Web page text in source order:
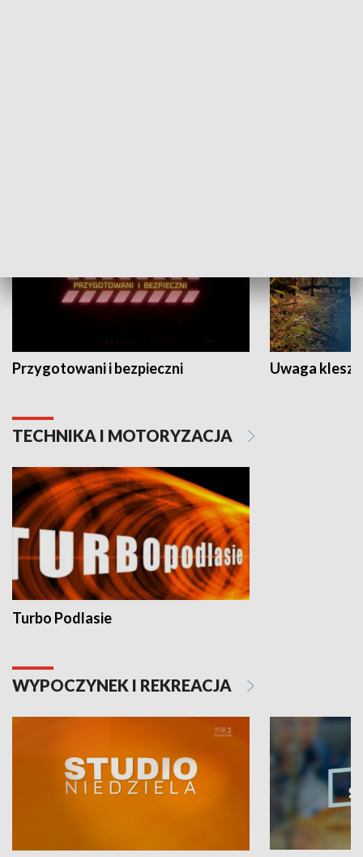
Przygotowani i bezpieczni Uwaga
TECHNIKA I MOTORYZACJA
Turbo Podlasie
WYPOCZYNEK I REKREACJA